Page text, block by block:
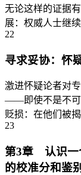
无论这样的证据
展：权威人士继
22
寻求妥协：怀
激进怀疑论者对
——即使不是不可
贬损：在他们被
23
第3章 认识一
的校准分和鉴